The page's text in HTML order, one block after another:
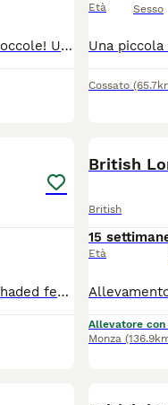
Attenzione: sono arrivati tre piccoli professionisti delle coccole! Un maschietto e due femminucce British cercano una nuova casa e persone da conquistare. Sono dolci, curiosi, giocherelloni e hanno già capito una cosa importante: in casa comandano sempre i gatti! 😄 Cresciuti con amore in ambiente familiare, sono abituati alla lettiera e pronti a portare tante fusa, risate e un po’ di allegro disordine. Cerchiamo famiglie serie, responsabili e innamorate degli animali. Per informazioni e foto, scrivetemi esclusivamente su WhatsApp Business: 39 334 273 9258
Età Sesso
Cossato
Allevamento riconosciuto ANFI a Monza Colori: Golden Shaded femmine Il gattino sarà ceduto con : - PEDIGREE ANFI - microchip, - libretto sanitario, - certificato di buona salute - registrazione al ASL - passaggio di proprietà - completamente sverminato - svezzato - completamente vaccinato - start kit kitten (crocchette, umido, gioco, etc) - assistenza post vendita Test negativi di PKD, FELV, FIV sono depositati a ANFI Il prezzo 1200
British
British
15
Età
Allevatore con
Monza